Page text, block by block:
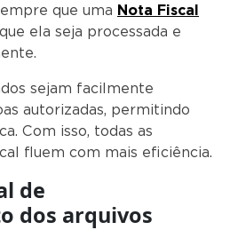
que uma Nota Fiscal
ela seja processada e
sejam facilmente
autorizadas, permitindo
Com isso, todas as
fluem com mais eficiência.
de
dos arquivos